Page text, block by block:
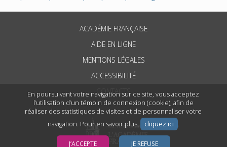
En poursuivant votre navigation sur ce site, vous acceptez
l’utilisation d’un témoin de connexion (cookie), afin de
réaliser des statistiques de visites et de personnaliser votre
navigation. Pour en savoir plus,
cliquez ici .
J’ACCEPTE JE REFUSE
ACADÉMIE FRANÇAISE
AIDE EN LIGNE
MENTIONS LÉGALES
ACCESSIBILITÉ
CONTACTS